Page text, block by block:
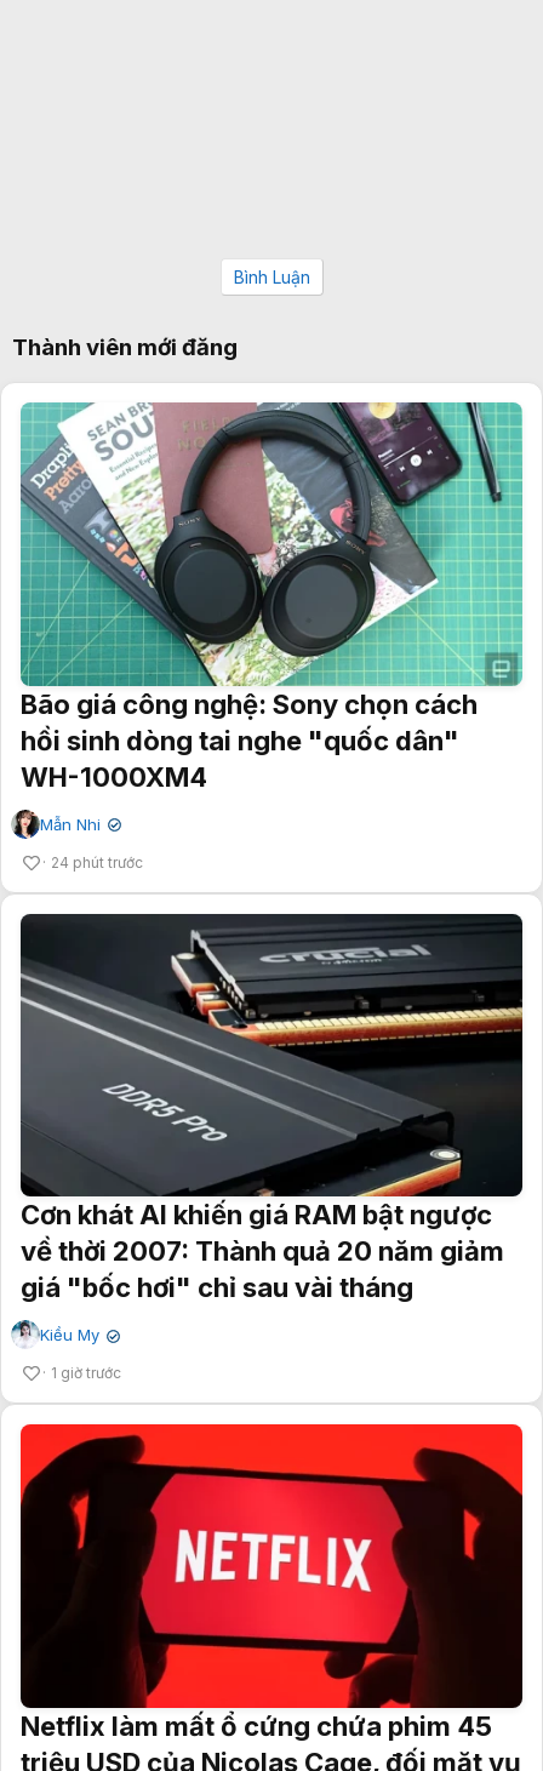
Bình Luận
Thành viên mới đăng
Bão giá công nghệ: Sony chọn cách
hồi sinh dòng tai nghe "quốc dân"
WH-1000XM4
Mẫn Nhi ✔
24 phút trước
Cơn khát AI khiến giá RAM bật ngược
về thời 2007: Thành quả 20 năm giảm
giá "bốc hơi" chỉ sau vài tháng
Kiều My ✔
1 giờ trước
Netflix làm mất ổ cứng chứa phim 45
triệu USD của Nicolas Cage, đối mặt vụ